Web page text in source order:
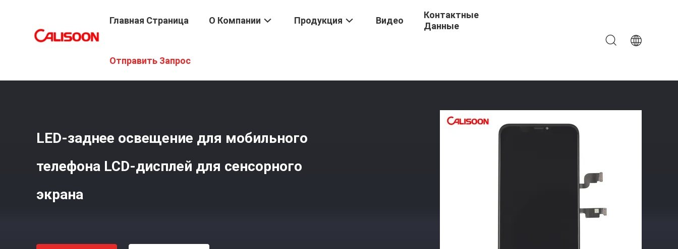
Главная Страница О Компании Продукция Видео
Контактные
Данные
Отправить Запрос
LED-заднее освещение для мобильного
телефона LCD-дисплей для сенсорного
экрана